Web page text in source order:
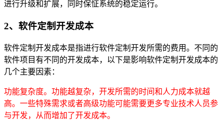
进行升级和扩展，同时保怔系统的稳定运行。
2、软件定制开发成本
软件定制开发成本是指进行软件定制开发所需的费用。不同的
软件项目有不同的开发成本，以下是影响软件定制开发成本的
几个主要因素：
功能复杂度。功能越复杂，开发所需的时间和人力成本就越
高。一些特殊需求或者高级功能可能需要更多专业技术人员参
与开发，从而增加了开发成本。